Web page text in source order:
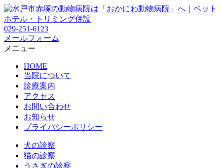
029-251-6123
メールフォーム
メニュー
HOME
当院について
診療案内
アクセス
お問い合わせ
お知らせ
プライバシーポリシー
犬の診察
猫の診察
うさぎの診察